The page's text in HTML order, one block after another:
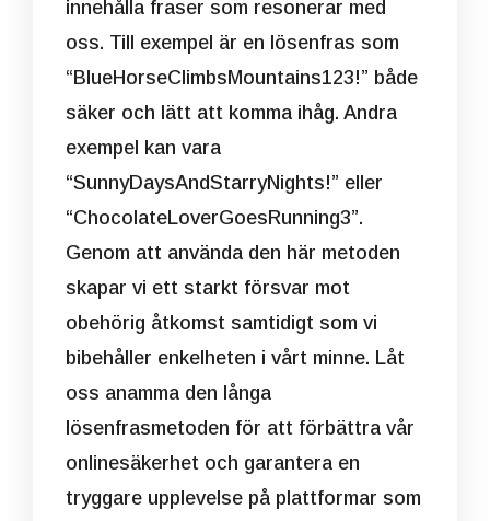
innehålla fraser som resonerar med
oss. Till exempel är en lösenfras som
“BlueHorseClimbsMountains123!” både
säker och lätt att komma ihåg. Andra
exempel kan vara
“SunnyDaysAndStarryNights!” eller
“ChocolateLoverGoesRunning3”.
Genom att använda den här metoden
skapar vi ett starkt försvar mot
obehörig åtkomst samtidigt som vi
bibehåller enkelheten i vårt minne. Låt
oss anamma den långa
lösenfrasmetoden för att förbättra vår
onlinesäkerhet och garantera en
tryggare upplevelse på plattformar som